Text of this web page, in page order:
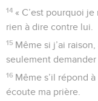
14 « C’est pourquoi
rien à dire contre lui.
15 Même si j’ai
seulement demander
16 Même s’il répond
écoute ma prière.